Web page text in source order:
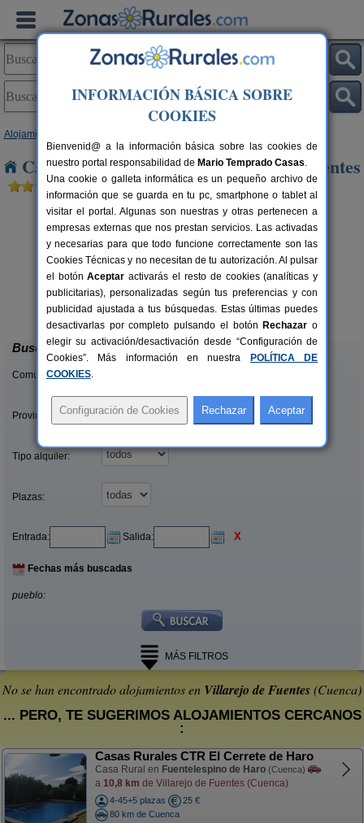
Alojamientos
Casas Rurales cerca de Villarejo de Fuentes
10-20+6 pers.
desde40 €
Casas Rurales El Pinar
El Picazo (Cuenca)
Buscar
Comunidades:
Provincias/Islas:
Tipo alquiler:
Plazas:
Entrada: Salida: X
Fechas más buscadas
pueblo:
MÁS FILTROS
No se han encontrado alojamientos en Villarejo de Fuentes(Cuenca)
... PERO, TE SUGERIMOS ALOJAMIENTOS CERCANOS
:
Casas Rurales CTR El Cerrete de Haro
Casa Rural en Fuentelespino de Haro (Cuenca)
a 10,8 km de Villarejo de Fuentes (Cuenca)
4-45+5 plazas
25 €
80 km de Cuenca
INFORMACIÓN BÁSICA SOBRE
COOKIES
Bienvenid@ a la información básica sobre las cookies de
nuestro portal responsabilidad de Mario Temprado Casas.
Una cookie o galleta informática es un pequeño archivo de
información que se guarda en tu pc, smartphone o tablet al
visitar el portal. Algunas son nuestras y otras pertenecen a
empresas externas que nos prestan servicios. Las activadas
y necesarias para que todo funcione correctamente son las
Cookies Técnicas y no necesitan de tu autorización. Al pulsar
el botónAceptar activarás el resto de cookies (analíticas y
publicitarias), personalizadas según tus preferencias y con
publicidad ajustada a tus búsquedas. Estas últimas puedes
desactivarlas por completo pulsando el botón Rechazar o
elegir su activación/desactivación desde “Configuración de
Cookies”. Más información en nuestra
POLÍTICA DE
COOKIES.